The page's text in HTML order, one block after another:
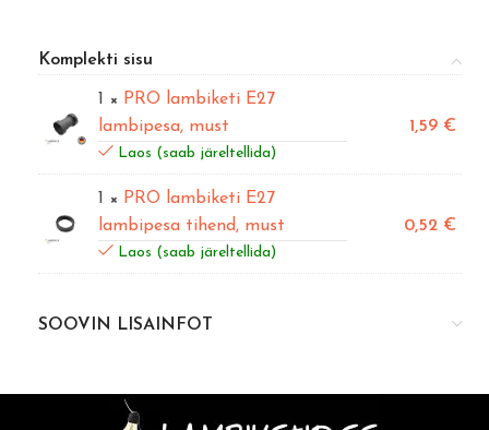
Komplekti sisu
1 × PRO lambiketi E27
lambipesa, must
Laos (saab järeltellida)
1,59 €
1 × PRO lambiketi E27
lambipesa tihend, must
Laos (saab järeltellida)
0,52 €
SOOVIN LISAINFOT